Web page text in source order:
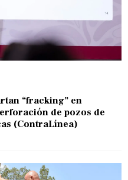
“fracking” en
de pozos de
(ContraLínea)